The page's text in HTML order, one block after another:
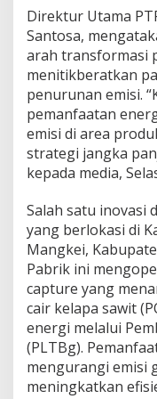
Direktur Utama
Santosa,
arah transformasi
menitikberatkan
penurunan emisi.
pemanfaatan
emisi di area
strategi jangka
kepada media,
Salah satu inovasi
yang berlokasi di
Mangkei,
Pabrik ini
capture yang
cair kelapa sawit
energi melalui
(PLTBg).
mengurangi emisi
meningkatkan